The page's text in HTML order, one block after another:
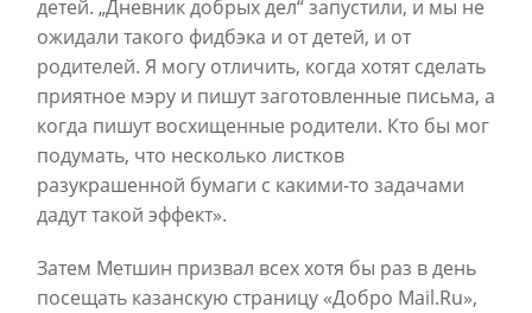
детей. „Дневник добрых дел“ запустили, и мы не
ожидали такого фидбэка и от детей, и от
родителей. Я могу отличить, когда хотят сделать
приятное мэру и пишут заготовленные письма, а
когда пишут восхищенные родители. Кто бы мог
подумать, что несколько листков
разукрашенной бумаги с какими-то задачами
дадут такой эффект».
Затем Метшин призвал всех хотя бы раз в день
посещать казанскую страницу «Добро Mail.Ru»,